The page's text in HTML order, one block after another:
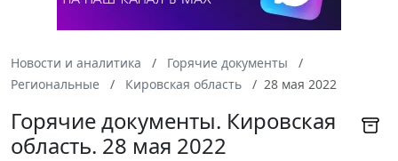
Новости и аналитика
Горячие документы
Региональные
Кировская область 28 мая 2022
Горячие документы. Кировская
область. 28 мая 2022